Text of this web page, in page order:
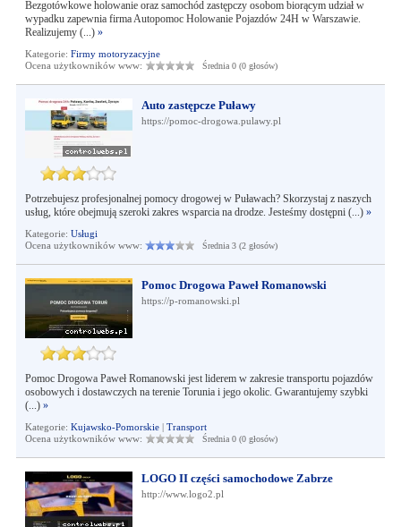
Bezgotówkowe holowanie oraz samochód zastępczy osobom biorącym udział w
wypadku zapewnia firma Autopomoc Holowanie Pojazdów 24H w Warszawie.
Realizujemy (...) »
Kategorie: Firmy motoryzacyjne
Ocena użytkowników www:
Średnia 0 (0 głosów)
Auto zastępcze Puławy
https://pomoc-drogowa.pulawy.pl
Potrzebujesz profesjonalnej pomocy drogowej w Puławach? Skorzystaj z naszych
usług, które obejmują szeroki zakres wsparcia na drodze. Jesteśmy dostępni (...) »
Kategorie: Usługi
Ocena użytkowników www:
Średnia 3 (2 głosów)
Pomoc Drogowa Paweł Romanowski
https://p-romanowski.pl
Pomoc Drogowa Paweł Romanowski jest liderem w zakresie transportu pojazdów
osobowych i dostawczych na terenie Torunia i jego okolic. Gwarantujemy szybki
(...) »
Kategorie: Kujawsko-Pomorskie| Transport
Ocena użytkowników www:
Średnia 0 (0 głosów)
LOGO II części samochodowe Zabrze
http://www.logo2.pl